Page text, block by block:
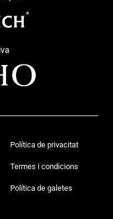
Política de privacitat
Termes i condicions
Política de galetes